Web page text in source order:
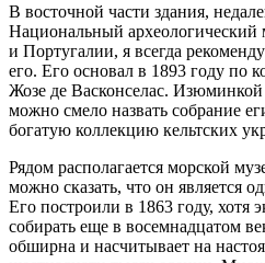
В восточной части здания,
Национальный археологический
и Португалии, я всегда
его. Его основал в 1893 году по
Жозе де Васконселас. Изюминкой
можно смело назвать собрание
богатую коллекцию кельтских
Рядом располагается морской
можно сказать, что он является
Его построили в 1863 году, хотя
собирать еще в восемнадцатом
обширна и насчитывает на